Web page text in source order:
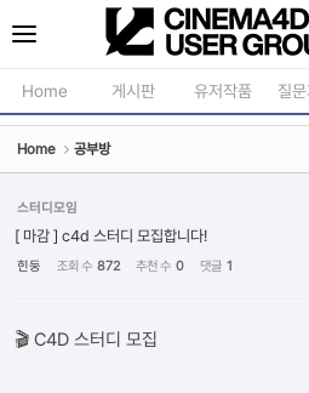
Home 게시판
공지사항
강의소식
사진첩
유저작품 질
Home 공부방
스터디모임
[ 마감 ] c4d 스터디 모집합니다!
힌둥 조회 수 872 추천 수 0 댓글 1
🎬 C4D 스터디 모집
Sketchbook5, 스
Sketchbook5, 스케